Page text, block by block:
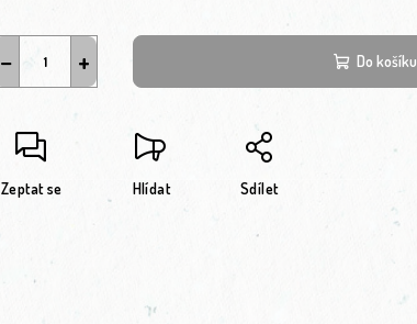
+
− Do košíku
Zeptat se Hlídat Sdílet